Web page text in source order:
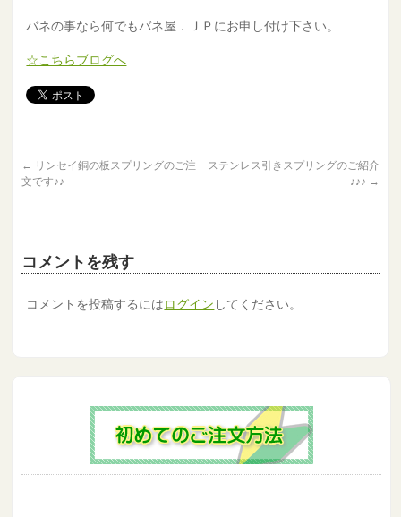
バネの事なら何でもバネ屋．ＪＰにお申し付け下さい。
☆こちらブログへ
← リンセイ銅の板スプリングのご注
文です♪♪
ステンレス引きスプリングのご紹介
♪♪♪ →
コメントを残す
コメントを投稿するにはログイン してください。